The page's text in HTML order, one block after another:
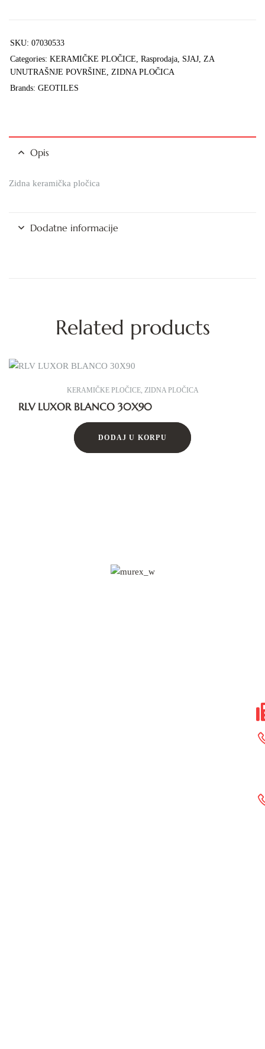
SKU: 07030533
Categories: KERAMIČKE PLOČICE Rasprodaja SJAJ ZA
UNUTRAŠNJE POVRŠINE
ZIDNA PLOČICA
Brands: GEOTILES
Opis
Zidna keramička pločica
Dodatne informacije
Related products
KERAMIČKE PLOČICE, ZIDNA PLOČICA
RLV LUXOR BLANCO 30X90
DODAJ U KORPU